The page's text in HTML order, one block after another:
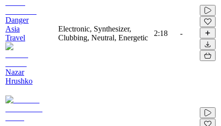
Danger
Asia
Travel
Nazar
Hrushko
Electronic, Synthesizer,
Clubbing, Neutral, Energetic
2:18 -